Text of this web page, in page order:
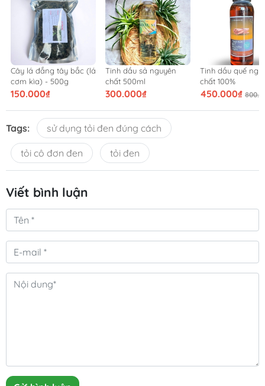
dầu sả nguyên
500ml
Tinh dầu quế nguyên
chất 100%
450.000₫800.000₫
Trà Sơn Mật - Hồng
Sâm loại siêu ngon
100.000₫120.000₫
Tags: sử dụng tỏi đen đúng cách
tỏi cô đơn đen tỏi đen
Viết bình luận